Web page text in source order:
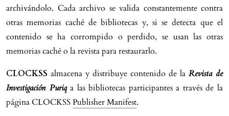
archivándolo. Cada archivo se valida constantemente contra
otras memorias caché de bibliotecas y, si se detecta que el
contenido se ha corrompido o perdido, se usan las otras
memorias caché o la revista para restaurarlo.
CLOCKSS almacena y distribuye contenido de la Revista de
Investigación Puriq a las bibliotecas participantes a través de la
página CLOCKSSPublisher Manifest.